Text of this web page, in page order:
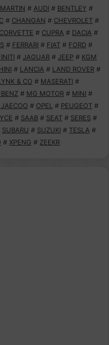
# AUDI # BENTLEY #
# CHANGAN # CHEVROLET #
CORVETTE # CUPRA # DACIA #
# FERRARI # FIAT # FORD #
# JAGUAR # JEEP # KGM
# LANCIA # LAND ROVER #
& CO # MASERATI #
# MG MOTOR # MINI #
# OPEL # PEUGEOT #
# SAAB # SEAT # SERES #
SUBARU # SUZUKI # TESLA #
# XPENG # ZEEKR